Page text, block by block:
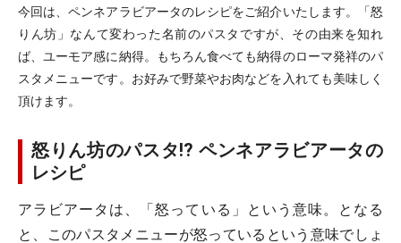
今回は、ペンネアラビアータのレシピをご紹介いたします。「怒
りん坊」なんて変わった名前のパスタですが、その由来を知れ
ば、ユーモア感に納得。もちろん食べても納得のローマ発祥のパ
スタメニューです。お好みで野菜やお肉などを入れても美味しく
頂けます。
怒りん坊のパスタ!? ペンネアラビアータの
レシピ
アラビアータは、「怒っている」という意味。となる
と、このパスタメニューが怒っているという意味でしょ